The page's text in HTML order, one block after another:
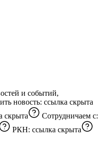
и событий,
новость: ссылка скрыта
скрыта
Сотрудничаем с:
РКН: ссылка скрыта